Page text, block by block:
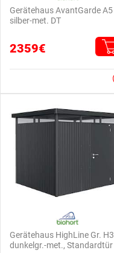
Gerätehaus AvantGarde A5
silber-met. DT
2359€
Gerätehaus HighLine Gr. H3
dunkelgr.-met., Standardtür